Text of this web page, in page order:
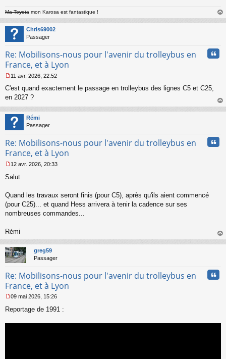
l
u
Ma Toyota mon Karosa est fantastique !
au
Chris69002
Passager
Re: Mobilisons-nous pour l'avenir du trolleybus en
France, et à Lyon
e
s
a
g
e
o
u
11 avr. 2026, 22:52
C'est quand exactement le passage en trolleybus des lignes C5 et C25,
en 2027 ?
au
Rémi
Passager
Re: Mobilisons-nous pour l'avenir du trolleybus en
France, et à Lyon
e
g
e
o
l
u
12 avr. 2026, 20:33
Salut
Quand les travaux seront finis (pour C5), après qu'ils aient commencé
(pour C25)... et quand Hess arrivera à tenir la cadence sur ses
nombreuses commandes...
Rémi
au
greg59
Passager
Re: Mobilisons-nous pour l'avenir du trolleybus en
France, et à Lyon
e
s
09 mai 2026, 15:26
Reportage de 1991 :